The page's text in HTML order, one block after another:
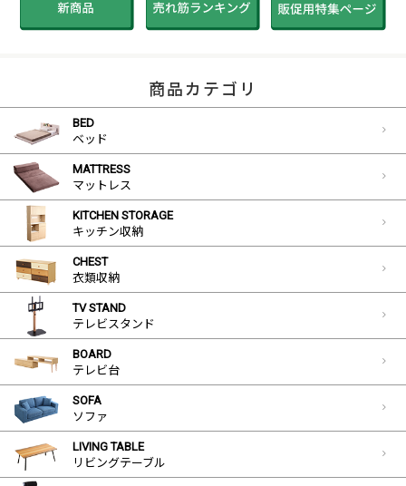
商品カテゴリ
BED
ベッド
MATTRESS
マットレス
KITCHEN STORAGE
キッチン収納
CHEST
衣類収納
TV STAND
テレビスタンド
BOARD
テレビ台
SOFA
ソファ
LIVING TABLE
リビングテーブル